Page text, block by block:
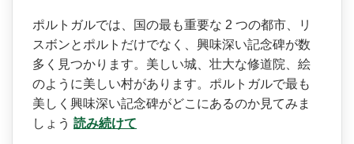
ポルトガルでは、国の最も重要な 2 つの都市、リ
スボンとポルト­だけでなく、興味深い記念碑が数
多く見つかります。­美しい城、壮大な修道院、絵
のように美しい村があり­ます。ポルトガルで最も
美しく興味深い記念碑がどこ­にあるのか見てみま
しょう 読み続けて